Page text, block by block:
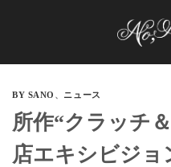
BY SANO 、 ニュース
所作“クラッチ
店エキシビジョ